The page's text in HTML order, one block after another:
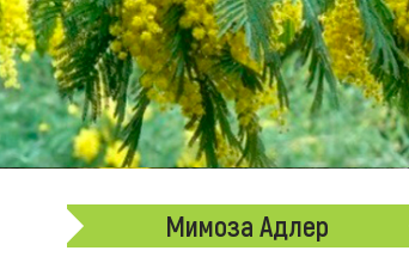
Мимоза Адлер